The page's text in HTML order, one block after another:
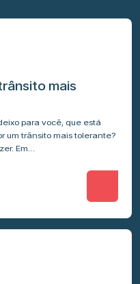
mais
para você, que está
um trânsito mais tolerante?
Em…